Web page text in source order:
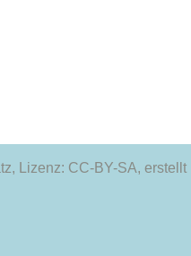
Lizenz: CC-BY-SA,